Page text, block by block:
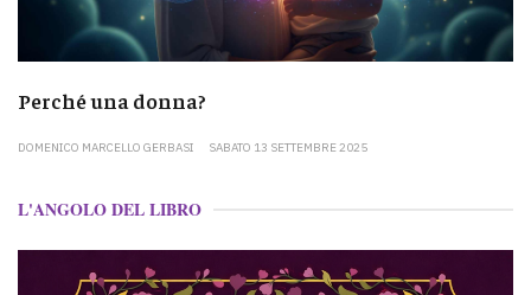
Perché una donna?
DOMENICO MARCELLO GERBASI SABATO 13 SETTEMBRE 2025
L'ANGOLO DEL LIBRO